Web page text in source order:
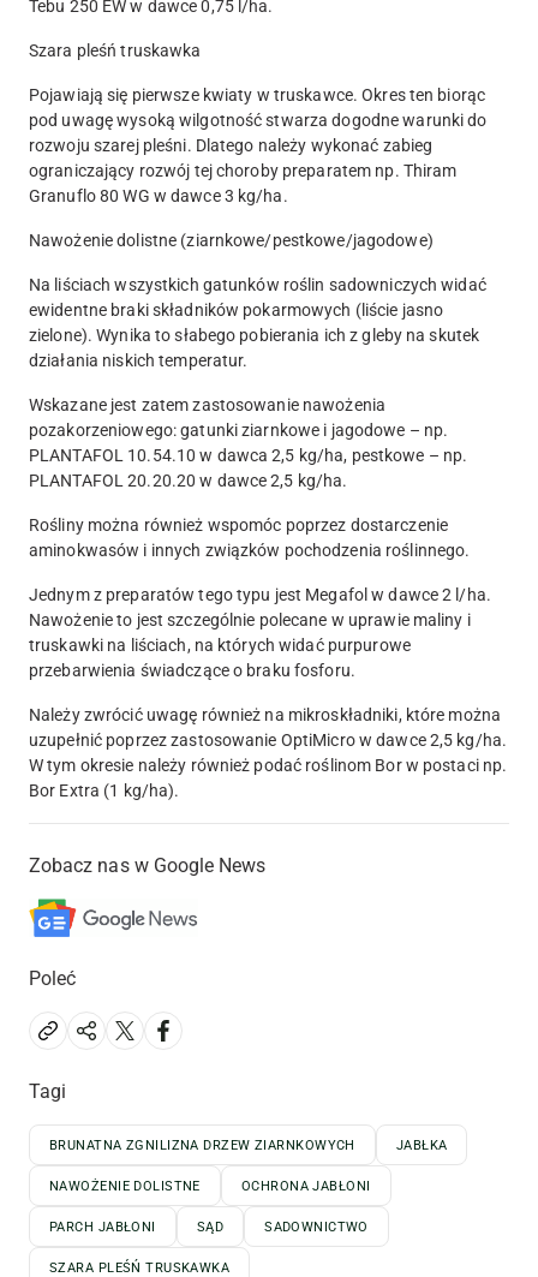
Tebu 250 EW w dawce 0,75 l/ha.
Szara pleśń truskawka
Pojawiają się pierwsze kwiaty w truskawce. Okres ten biorąc
pod uwagę wysoką wilgotność stwarza dogodne warunki do
rozwoju szarej pleśni. Dlatego należy wykonać zabieg
ograniczający rozwój tej choroby preparatem np. Thiram
Granuflo 80 WG w dawce 3 kg/ha.
Nawożenie dolistne (ziarnkowe/pestkowe/jagodowe)
Na liściach wszystkich gatunków roślin sadowniczych widać
ewidentne braki składników pokarmowych (liście jasno
zielone). Wynika to słabego pobierania ich z gleby na skutek
działania niskich temperatur.
Wskazane jest zatem zastosowanie nawożenia
pozakorzeniowego: gatunki ziarnkowe i jagodowe – np.
PLANTAFOL 10.54.10 w dawca 2,5 kg/ha, pestkowe – np.
PLANTAFOL 20.20.20 w dawce 2,5 kg/ha.
Rośliny można również wspomóc poprzez dostarczenie
aminokwasów i innych związków pochodzenia roślinnego.
Jednym z preparatów tego typu jest Megafol w dawce 2 l/ha.
Nawożenie to jest szczególnie polecane w uprawie maliny i
truskawki na liściach, na których widać purpurowe
przebarwienia świadczące o braku fosforu.
Należy zwrócić uwagę również na mikroskładniki, które można
uzupełnić poprzez zastosowanie OptiMicro w dawce 2,5 kg/ha.
W tym okresie należy również podać roślinom Bor w postaci np.
Bor Extra (1 kg/ha).
Zobacz nas w Google News
Poleć
Tagi
BRUNATNA ZGNILIZNA DRZEW ZIARNKOWYCH JABŁKA
NAWOŻENIE DOLISTNE OCHRONA JABŁONI
PARCH JABŁONI SĄD SADOWNICTWO
SZARA PLEŚŃ TRUSKAWKA